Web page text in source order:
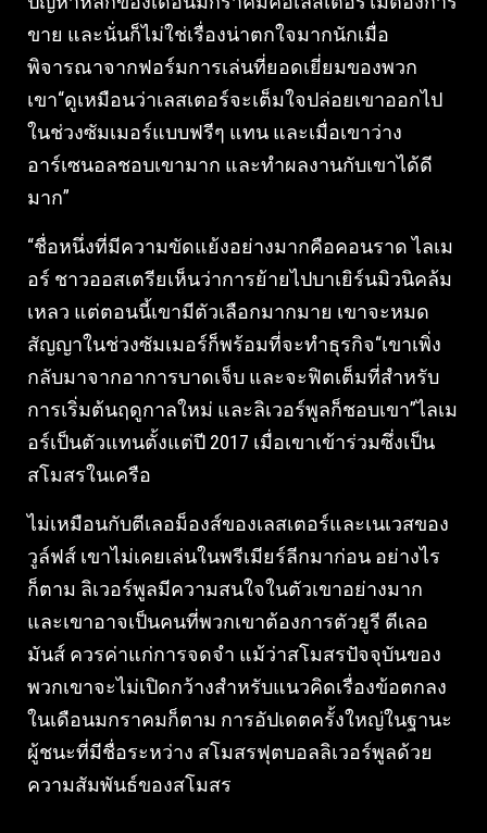
ขาย และนั่นก็ไม่ใช่เรื่องน่าตกใจมากนักเมื่อ
พิจารณาจากฟอร์มการเล่นที่ยอดเยี่ยมของพวก
เขา“ดูเหมือนว่าเลสเตอร์จะเต็มใจปล่อยเขาออกไป
ในช่วงซัมเมอร์แบบฟรีๆ แทน และเมื่อเขาว่าง
อาร์เซนอลชอบเขามาก และทำผลงานกับเขาได้ดี
มาก”
“ชื่อหนึ่งที่มีความขัดแย้งอย่างมากคือคอนราด ไลเม
อร์ ชาวออสเตรียเห็นว่าการย้ายไปบาเยิร์นมิวนิคล้ม
เหลว แต่ตอนนี้เขามีตัวเลือกมากมาย เขาจะหมด
สัญญาในช่วงซัมเมอร์ก็พร้อมที่จะทำธุรกิจ“เขาเพิ่ง
กลับมาจากอาการบาดเจ็บ และจะฟิตเต็มที่สำหรับ
การเริ่มต้นฤดูกาลใหม่ และลิเวอร์พูลก็ชอบเขา”ไลเม
อร์เป็นตัวแทนตั้งแต่ปี 2017 เมื่อเขาเข้าร่วมซึ่งเป็น
สโมสรในเครือ
ไม่เหมือนกับตีเลอม็องส์ของเลสเตอร์และเนเวสของ
วูล์ฟส์ เขาไม่เคยเล่นในพรีเมียร์ลีกมาก่อน อย่างไร
ก็ตาม ลิเวอร์พูลมีความสนใจในตัวเขาอย่างมาก
และเขาอาจเป็นคนที่พวกเขาต้องการตัวยูรี ตีเลอ
มันส์ ควรค่าแก่การจดจำ แม้ว่าสโมสรปัจจุบันของ
พวกเขาจะไม่เปิดกว้างสำหรับแนวคิดเรื่องข้อตกลง
ในเดือนมกราคมก็ตาม การอัปเดตครั้งใหญ่ในฐานะ
ผู้ชนะที่มีชื่อระหว่าง สโมสรฟุตบอลลิเวอร์พูลด้วย
ความสัมพันธ์ของสโมสร